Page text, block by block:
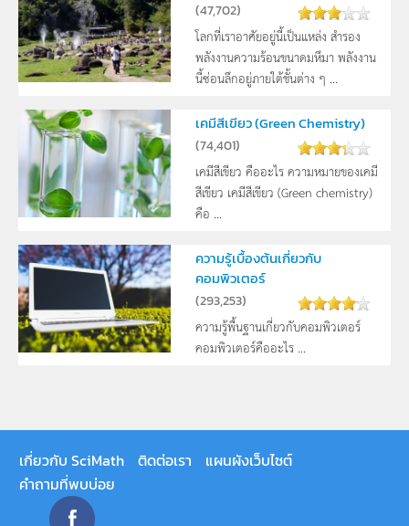
(47,702)
โลกที่เราอาศัยอยู่นี้เป็นแหล่ง สำรอง
พลังงานความร้อนขนาดมหึมา พลังงาน
นี้ซ่อนลึกอยู่ภายใต้ชั้นต่าง ๆ ...
เคมีสีเขียว (Green Chemistry)
(74,401)
เคมีสีเขียว คืออะไร ความหมายของเคมี
สีเขียว เคมีสีเขียว (Green chemistry)
คือ ...
ความรู้เบื้องต้นเกี่ยวกับ
คอมพิวเตอร์
(293,253)
ความรู้พื้นฐานเกี่ยวกับคอมพิวเตอร์
คอมพิวเตอร์คืออะไร ...
เกี่ยวกับ SciMath ติดต่อเรา
แผนผังเว็บไซต์
คำถามที่พบบ่อย